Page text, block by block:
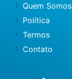
Quem Somos
Política
Termos
Contato